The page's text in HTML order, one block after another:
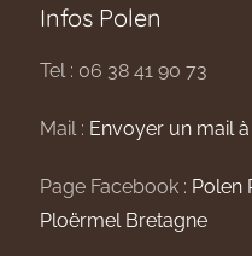
Infos Polen
Tel : 06 38 41 90 73
Mail : Envoyer un mail
Page Facebook : Polen
Ploërmel Bretagne